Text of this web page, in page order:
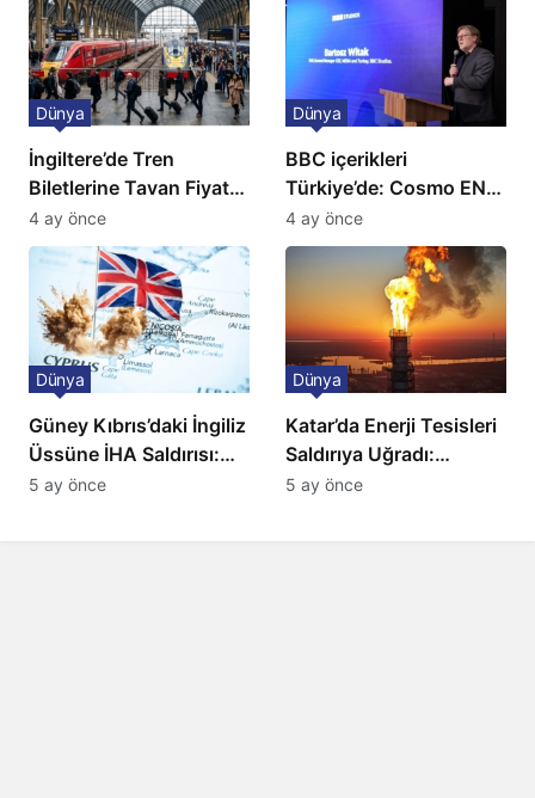
İngiltere’de Tren
Biletlerine Tavan Fiyat:
Ulaşımda Yeni
Düzenleme
Dünya
4 ay önce
BBC içerikleri
Türkiye’de: Cosmo EN
ve BBC Player yayında
Dünya
4 ay önce
Güney Kıbrıs’daki İngiliz
Üssüne İHA Saldırısı:
Patlama, Sirenler ve
Dünya
5 ay önce
Katar’da Enerji Tesisleri
Saldırıya Uğradı:
Avrupa’da Doğalgaz
Dünya
5 ay önce